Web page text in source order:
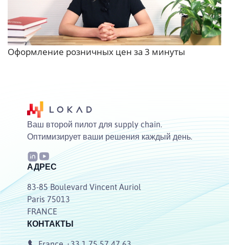
Оформление розничных цен за 3 минуты
Ваш второй пилот для supply chain.
Оптимизирует ваши решения каждый день.
АДРЕС
83-85 Boulevard Vincent Auriol
Paris 75013
FRANCE
КОНТАКТЫ